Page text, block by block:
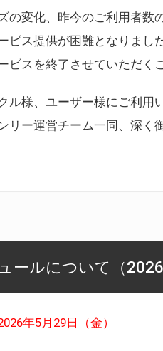
の変化、昨今のご利用者数
ビス提供が困難となりまし
ビスを終了させていただく
ル様、ユーザー様にご利用
リー運営チーム一同、深く
ールについて（2026
年5月29日（金）